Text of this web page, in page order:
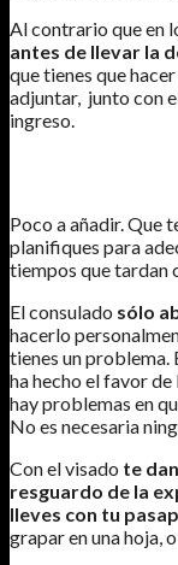
Al contrario que en
antes de llevar la
que tienes que
adjuntar, junto con
ingreso.
Poco a añadir. Que
planifiques para
tiempos que tardan
El consulado sólo
hacerlo
tienes un problema.
ha hecho el favor
hay problemas en
No es necesaria
Con el visado te
resguardo de la
lleves con tu
grapar en una hoja,